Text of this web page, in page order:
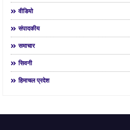
वीडियो
संपादकीय
समाचार
सिवनी
हिमाचल प्रदेश